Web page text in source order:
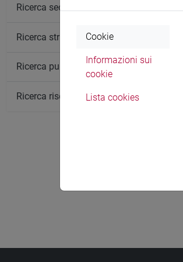
Ricerca sedi
Ricerca strutture
Ricerca pubblicazioni
Ricerca risorse bibliografiche
Cookie
Informazioni sui
cookie
Lista cookies